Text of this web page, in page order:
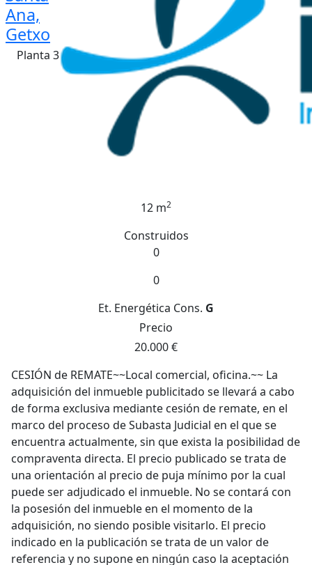
Ana,
Getxo
Planta 3
12 m2
Construidos
0
0
Et. Energética Cons. G
Precio
20.000 €
CESIÓN de REMATE~~Local comercial, oficina.~~ La
adquisición del inmueble publicitado se llevará a cabo
de forma exclusiva mediante cesión de remate, en el
marco del proceso de Subasta Judicial en el que se
encuentra actualmente, sin que exista la posibilidad de
compraventa directa. El precio publicado se trata de
una orientación al precio de puja mínimo por la cual
puede ser adjudicado el inmueble. No se contará con
la posesión del inmueble en el momento de la
adquisición, no siendo posible visitarlo. El precio
indicado en la publicación se trata de un valor de
referencia y no supone en ningún caso la aceptación